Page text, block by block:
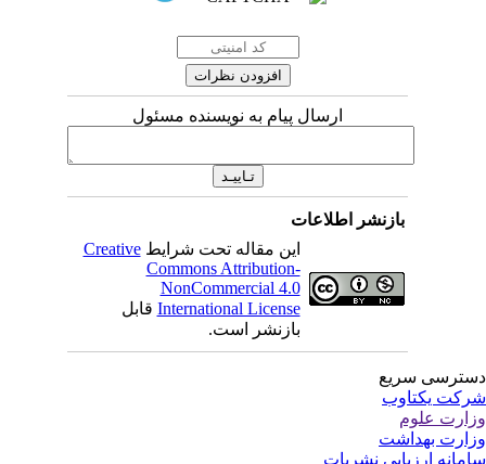
ارسال پیام به نویسنده مسئول
بازنشر اطلاعات
این مقاله تحت شرایطCreative
Commons Attribution-
NonCommercial 4.0
International Licenseقابل
بازنشر است.
سریع
یکتاوب
علوم
بهداشت
ارزیابی نشریات